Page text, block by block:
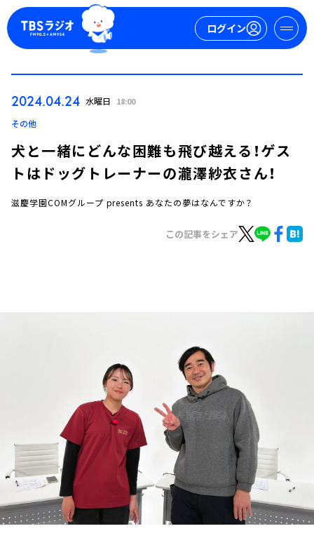
ログイン
2024.04.24 水曜日 18:00
その他
犬と一緒にどんな困難も飛び越える！ゲス
トはドッグトレーナーの瀧澤紗衣さん！
滋慶学園COMグループ presents あなたの夢はなんですか？
この記事をシェア